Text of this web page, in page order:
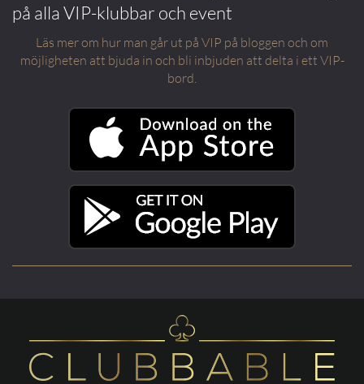
på alla VIP-klubbar och event
Läs mer om hur man går ut på VIP på bloggen och om
möjligheten att bjuda in och bli inbjuden att delta i ett VIP-
bord.